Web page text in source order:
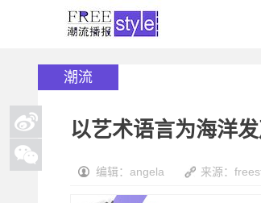
潮流
以艺术语言为海洋
编辑：angela 来源：